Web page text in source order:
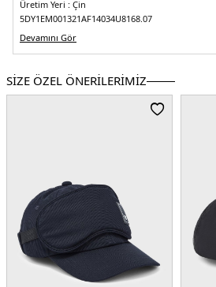
Üretim Yeri : Çin
5DY1EM001321AF14034U8168.07
Devamını Gör
SİZE ÖZEL ÖNERİLERİMİZ